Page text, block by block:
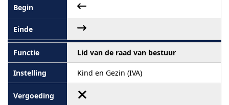
Lid van de raad van bestuur
Kind en Gezin (IVA)